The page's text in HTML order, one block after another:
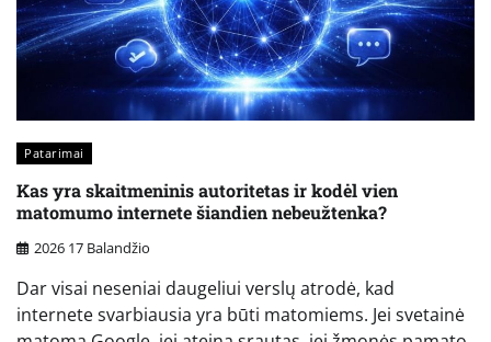
Patarimai
Kas yra skaitmeninis autoritetas ir kodėl vien
matomumo internete šiandien nebeužtenka?
2026 17 Balandžio
Dar visai neseniai daugeliui verslų atrodė, kad
internete svarbiausia yra būti matomiems. Jei svetainė